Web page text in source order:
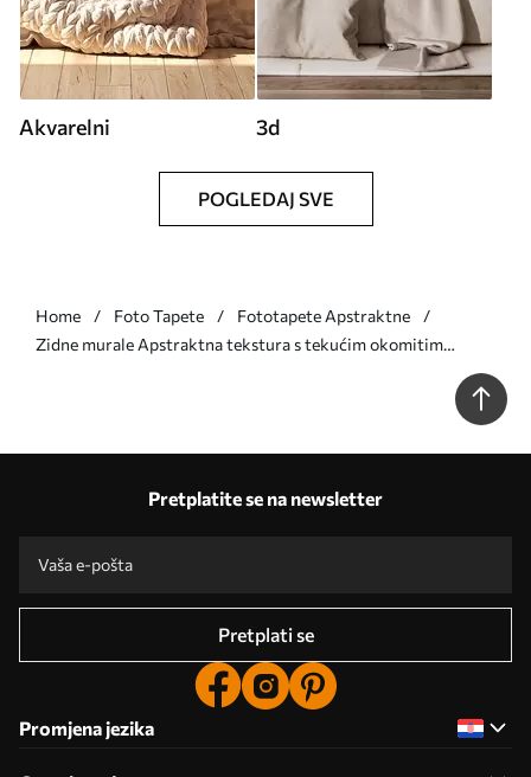
Akvarelni 3d
POGLEDAJ SVE
Home Foto Tapete
Fototapete Apstraktne
Zidne murale Apstraktna tekstura s tekućim okomitim
Pretplatite se na newsletter
Pretplati se
Promjena jezika